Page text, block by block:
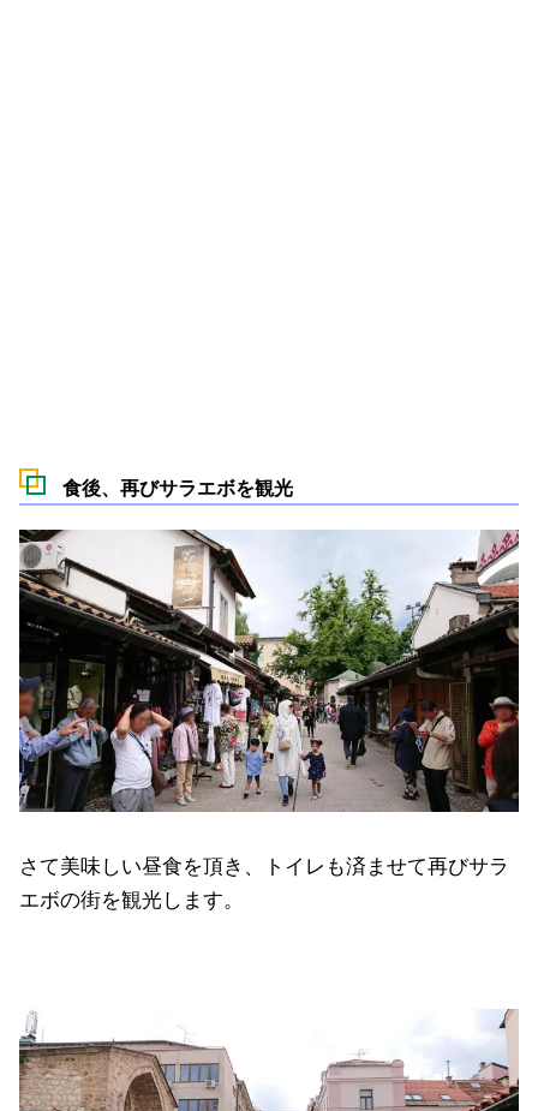
食後、再びサラエボを観光
さて美味しい昼食を頂き、トイレも済ませて再びサラ
エボの街を観光します。